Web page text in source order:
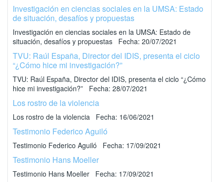
Investigación en ciencias sociales en la UMSA: Estado
de situación, desafíos y propuestas
Investigación en ciencias sociales en la UMSA: Estado de
situación, desafíos y propuestas Fecha: 20/07/2021
TVU: Raúl España, Director del IDIS, presenta el ciclo
“¿Cómo hice mi investigación?”
TVU: Raúl España, Director del IDIS, presenta el ciclo “¿Cómo
hice mi investigación?” Fecha: 28/07/2021
Los rostro de la violencia
Los rostro de la violencia Fecha: 16/06/2021
Testimonio Federico Aguiló
Testimonio Federico Aguiló Fecha: 17/09/2021
Testimonio Hans Moeller
Testimonio Hans Moeller Fecha: 17/09/2021